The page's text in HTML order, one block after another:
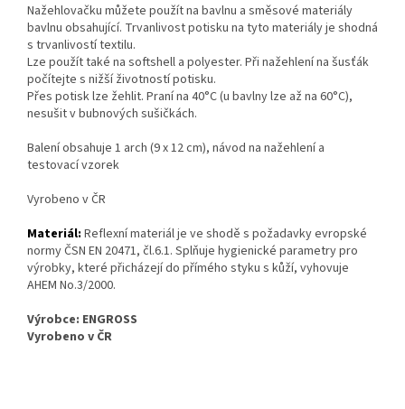
Nažehlovačku můžete použít na bavlnu a směsové materiály
bavlnu obsahující. Trvanlivost potisku na tyto materiály je shodná
s trvanlivostí textilu.
Lze použít také na softshell a polyester. Při nažehlení na šusťák
počítejte s nižší životností potisku.
Přes potisk lze žehlit. Praní na 40°C (u bavlny lze až na 60°C),
nesušit v bubnových sušičkách.
Balení obsahuje 1 arch (9 x 12 cm), návod na nažehlení a
testovací vzorek
Vyrobeno v ČR
Materiál: Reflexní materiál je ve shodě s požadavky evropské
normy ČSN EN 20471, čl.6.1. Splňuje hygienické parametry pro
výrobky, které přicházejí do přímého styku s kůží, vyhovuje
AHEM No.3/2000.
Výrobce: ENGROSS
Vyrobeno v ČR